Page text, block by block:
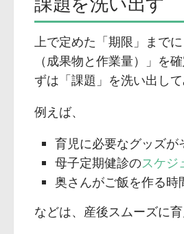
上で定めた「期限」まで
（成果物と作業量）」を
ずは「課題」を洗い出して
例えば、
育児に必要なグッズが
母子定期健診のスケジ
奥さんがご飯を作る時
などは、産後スムーズに